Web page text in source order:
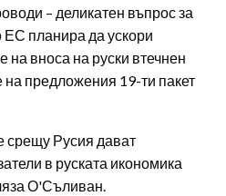
– деликатен въпрос за
планира да ускори
на вноса на руски втечнен
на предложения 19-ти пакет
срещу Русия дават
в руската икономика
О'Съливан.